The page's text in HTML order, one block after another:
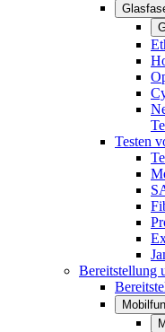
Testen
Bereitstellung